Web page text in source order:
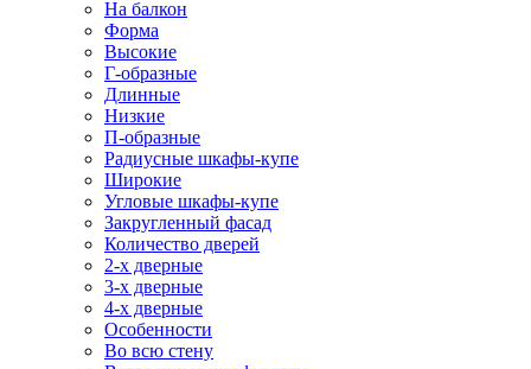
На балкон
Форма
Высокие
Г-образные
Длинные
Низкие
П-образные
Радиусные шкафы-купе
Широкие
Угловые шкафы-купе
Закругленный фасад
Количество дверей
2-х дверные
3-х дверные
4-х дверные
Особенности
Во всю стену